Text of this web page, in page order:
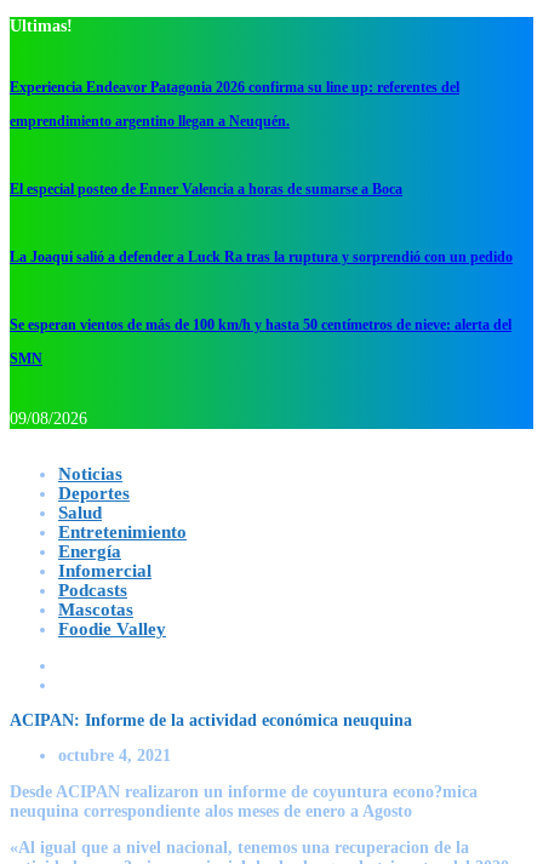
Ultimas!
Experiencia Endeavor Patagonia 2026 confirma su line up: referentes del
emprendimiento argentino llegan a Neuquén.
El especial posteo de Enner Valencia a horas de sumarse a Boca
La Joaqui salió a defender a Luck Ra tras la ruptura y sorprendió con un pedido
Se esperan vientos de más de 100 km/h y hasta 50 centímetros de nieve: alerta del
SMN
09/08/2026
Noticias
Deportes
Salud
Entretenimiento
Energía
Infomercial
Podcasts
Mascotas
Foodie Valley
ACIPAN: Informe de la actividad económica neuquina
octubre 4, 2021
Desde ACIPAN realizaron un informe de coyuntura econo?mica
neuquina correspondiente alos meses de enero a Agosto
«Al igual que a nivel nacional, tenemos una recuperacion de la